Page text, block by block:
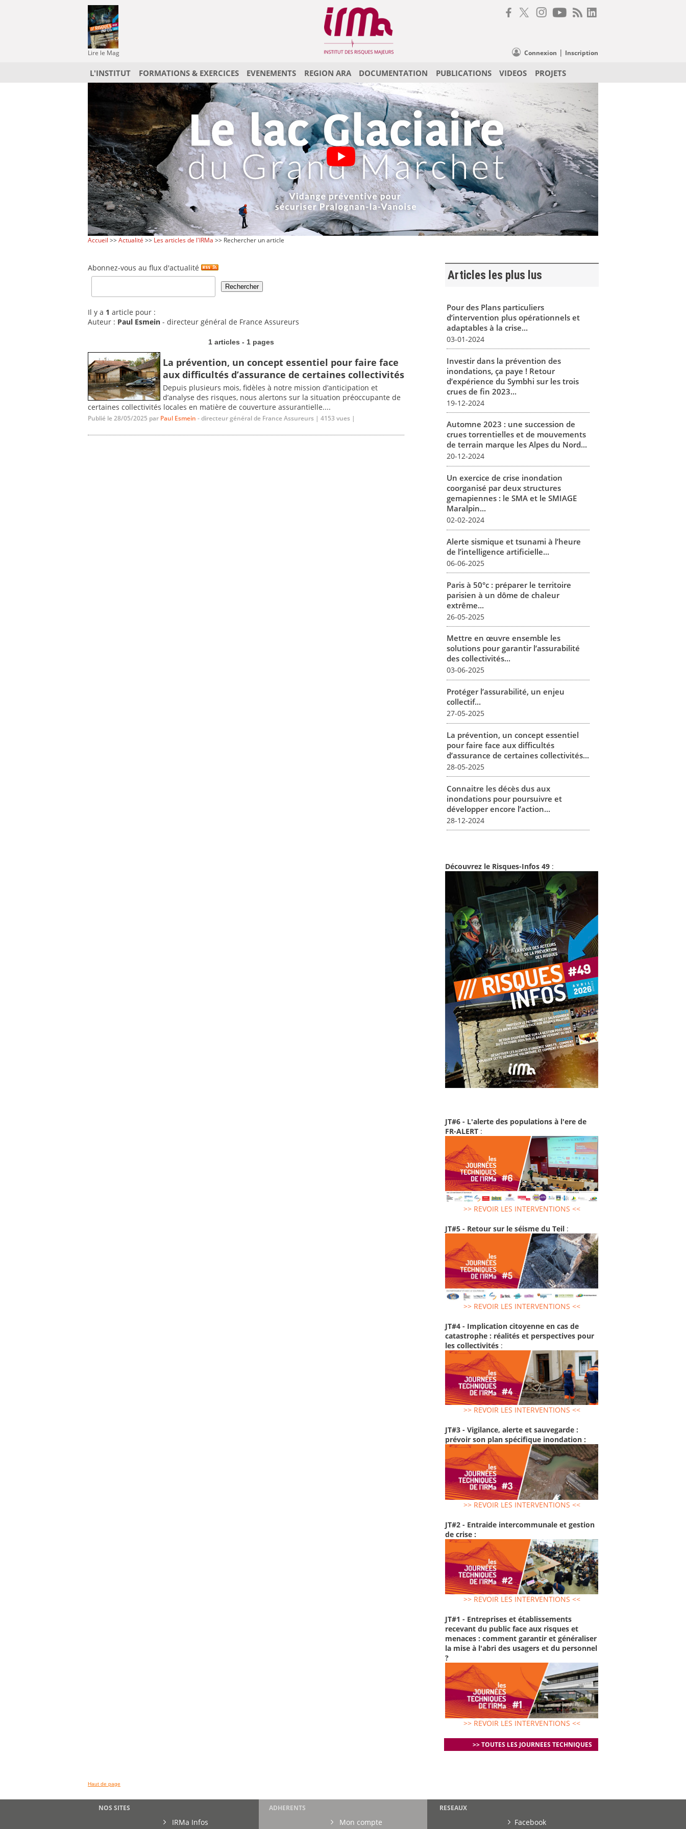
Lire le Mag Connexion | Inscription
L'INSTITUT FORMATIONS & EXERCICES EVENEMENTS REGION ARA DOCUMENTATION PUBLICATIONS VIDEOS PROJETS
Accueil >>Actualité >> Les articles de l'IRMa >> Rechercher un article
Abonnez-vous au flux d'actualité
Il y a 1 article pour :
Auteur : Paul Esmein - directeur général de France Assureurs
1 articles - 1 pages
La prévention, un concept essentiel pour faire face
aux difficultés d’assurance de certaines collectivités
Depuis plusieurs mois, fidèles à notre mission d’anticipation et
d’analyse des risques, nous alertons sur la situation préoccupante de
certaines collectivités locales en matière de couverture assurantielle....
Publié le 28/05/2025 par Paul Esmein - directeur général de France Assureurs | 4153 vues |
Articles les plus lus
Pour des Plans particuliers
d’intervention plus opérationnels et
adaptables à la crise...
03-01-2024
Investir dans la prévention des
inondations, ça paye ! Retour
d’expérience du Symbhi sur les trois
crues de fin 2023...
19-12-2024
Automne 2023 : une succession de
crues torrentielles et de mouvements
de terrain marque les Alpes du Nord...
20-12-2024
Un exercice de crise inondation
coorganisé par deux structures
gemapiennes : le SMA et le SMIAGE
Maralpin...
02-02-2024
Alerte sismique et tsunami à l’heure
de l’intelligence artificielle...
06-06-2025
Paris à 50°c : préparer le territoire
parisien à un dôme de chaleur
extrême...
26-05-2025
Mettre en œuvre ensemble les
solutions pour garantir l’assurabilité
des collectivités...
03-06-2025
Protéger l’assurabilité, un enjeu
collectif...
27-05-2025
La prévention, un concept essentiel
pour faire face aux difficultés
d’assurance de certaines collectivités...
28-05-2025
Connaitre les décès dus aux
inondations pour poursuivre et
développer encore l’action...
28-12-2024
Découvrez le Risques-Infos 49 :
JT#6 - L'alerte des populations à l'ere de
FR-ALERT :
>> REVOIR LES INTERVENTIONS <<
JT#5 - Retour sur le séisme du Teil :
>> REVOIR LES INTERVENTIONS <<
JT#4 - Implication citoyenne en cas de
catastrophe : réalités et perspectives pour
les collectivités :
>> REVOIR LES INTERVENTIONS <<
JT#3 - Vigilance, alerte et sauvegarde :
prévoir son plan spécifique inondation :
>> REVOIR LES INTERVENTIONS <<
JT#2 - Entraide intercommunale et gestion
de crise :
>> REVOIR LES INTERVENTIONS <<
JT#1 - Entreprises et établissements
recevant du public face aux risques et
menaces : comment garantir et généraliser
la mise à l'abri des usagers et du personnel
?
>> REVOIR LES INTERVENTIONS <<
>> TOUTES LES JOURNEES TECHNIQUES
Haut de page
NOS SITES
IRMa Infos
ADHERENTS
Mon compte
RESEAUX
Facebook